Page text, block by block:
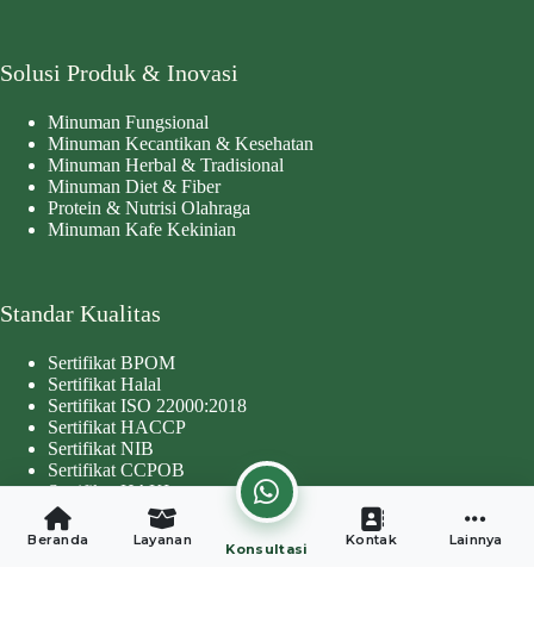
Solusi Produk & Inovasi
Minuman Fungsional
Minuman Kecantikan & Kesehatan
Minuman Herbal & Tradisional
Minuman Diet & Fiber
Protein & Nutrisi Olahraga
Minuman Kafe Kekinian
Standar Kualitas
Sertifikat BPOM
Sertifikat Halal
Sertifikat ISO 22000:2018
Sertifikat HACCP
Sertifikat NIB
Sertifikat CCPOB
Sertifikat HAKI
Copyright © 2026 - Developed by
Worthentik Digital
Beranda Layanan
Konsultasi
Kontak Lainnya